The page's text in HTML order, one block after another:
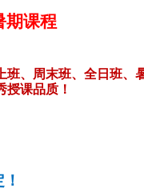
期课程
班、周末班、全日班、
课品质！